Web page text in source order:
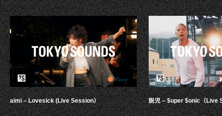
aimi – Lovesick (Live Session） 鋭児 – $uper $onic（Live